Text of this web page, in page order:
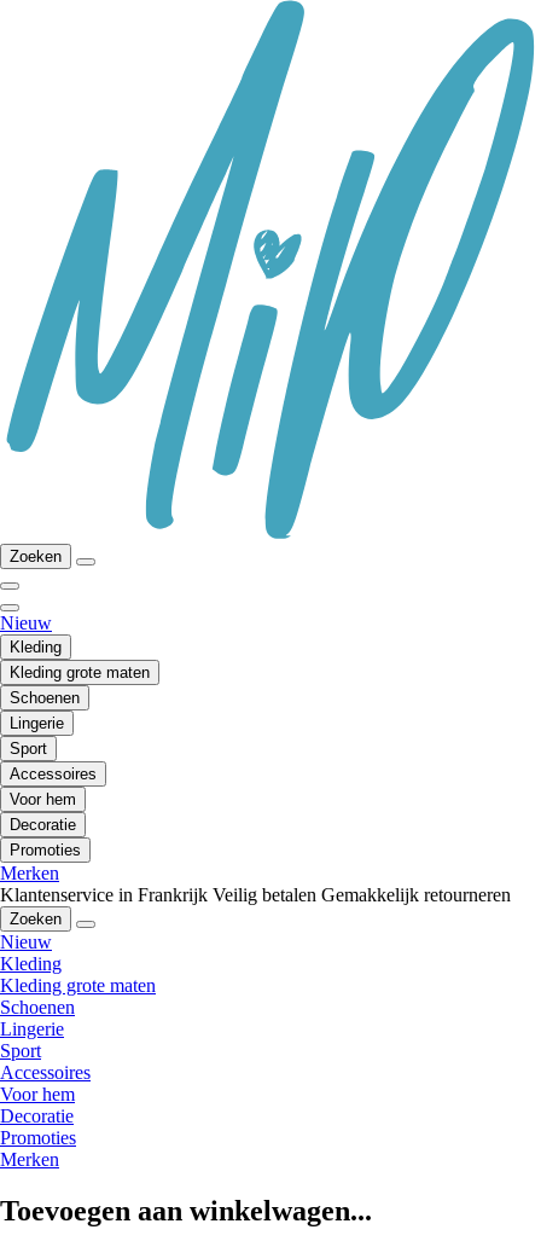
Zoeken
Nieuw
Kleding
Kleding grote maten
Schoenen
Lingerie
Sport
Accessoires
Voor hem
Decoratie
Promoties
Merken
Klantenservice in Frankrijk Veilig betalen Gemakkelijk retourneren
Zoeken
Nieuw
Kleding
Kleding grote maten
Schoenen
Lingerie
Sport
Accessoires
Voor hem
Decoratie
Promoties
Merken
Toevoegen aan winkelwagen...